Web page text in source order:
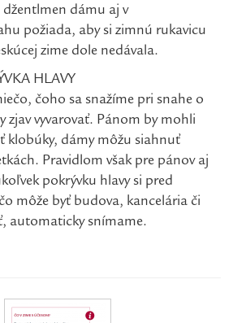
džentlmen dámu aj v
požiada, aby si zimnú rukavicu
zime dole nedávala.
HLAVY
čoho sa snažíme pri snahe o
zjav vyvarovať. Pánom by mohli
klobúky, dámy môžu siahnuť
Pravidlom však pre pánov aj
pokrývku hlavy si pred
môže byť budova, kancelária či
automaticky snímame.